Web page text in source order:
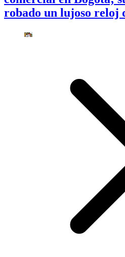
robado un lujoso reloj